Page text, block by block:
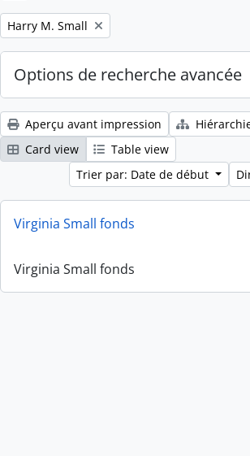
Remove filter:
Harry M. Small
Options de recherche avancée
Aperçu avant impression
Card view
Table view
Trier par: Date de début
Virginia Small fonds
Virginia Small fonds